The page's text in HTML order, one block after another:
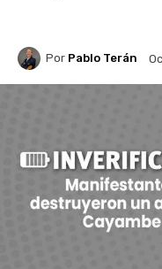
Por Pablo Terán